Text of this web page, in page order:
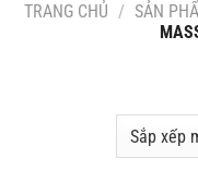
TRANG CHỦ / SẢN